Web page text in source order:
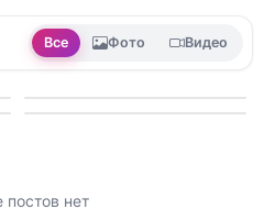
Все Фото Видео
постов нет